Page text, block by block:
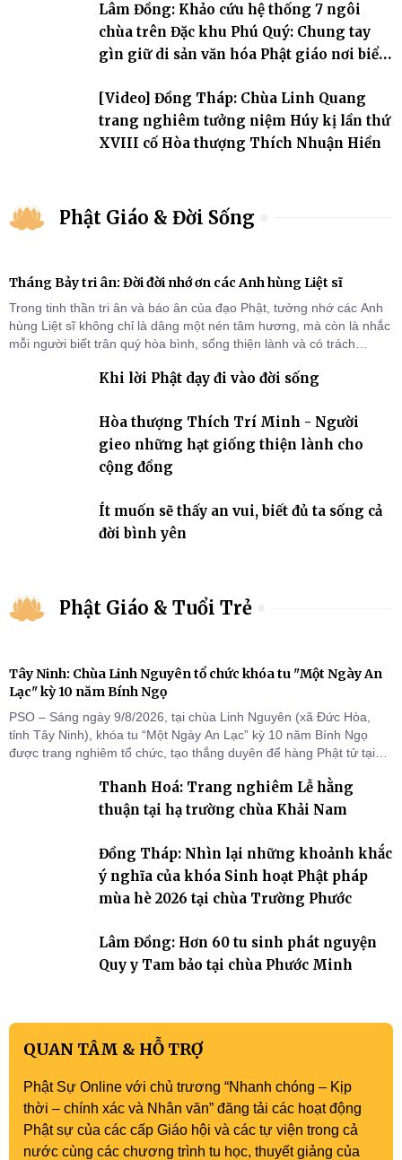
Lâm Đồng: Khảo cứu hệ thống 7 ngôi
chùa trên Đặc khu Phú Quý: Chung tay
gìn giữ di sản văn hóa Phật giáo nơi biển
[Video] Đồng Tháp: Chùa Linh Quang
trang nghiêm tưởng niệm Húy kị lần thứ
XVIII cố Hòa thượng Thích Nhuận Hiền
Phật Giáo & Đời Sống
Tháng Bảy tri ân: Đời đời nhớ ơn các Anh hùng Liệt sĩ
Trong tinh thần tri ân và báo ân của đạo Phật, tưởng nhớ các Anh
hùng Liệt sĩ không chỉ là dâng một nén tâm hương, mà còn là nhắc
mỗi người biết trân quý hòa bình, sống thiện lành và có trách
Khi lời Phật dạy đi vào đời sống
Hòa thượng Thích Trí Minh - Người
gieo những hạt giống thiện lành cho
cộng đồng
Ít muốn sẽ thấy an vui, biết đủ ta sống cả
đời bình yên
Phật Giáo & Tuổi Trẻ
Tây Ninh: Chùa Linh Nguyên tổ chức khóa tu "Một Ngày An
Lạc" kỳ 10 năm Bính Ngọ
PSO – Sáng ngày 9/8/2026, tại chùa Linh Nguyên (xã Đức Hòa,
tỉnh Tây Ninh), khóa tu “Một Ngày An Lạc” kỳ 10 năm Bính Ngọ
được trang nghiêm tổ chức, tạo thắng duyên để hàng Phật tử tại
Thanh Hoá: Trang nghiêm Lễ hằng
thuận tại hạ trường chùa Khải Nam
Đồng Tháp: Nhìn lại những khoảnh khắc
ý nghĩa của khóa Sinh hoạt Phật pháp
mùa hè 2026 tại chùa Trường Phước
Lâm Đồng: Hơn 60 tu sinh phát nguyện
Quy y Tam bảo tại chùa Phước Minh
QUAN TÂM & HỖ TRỢ
Phật Sự Online với chủ trương “Nhanh chóng – Kịp
thời – chính xác và Nhân văn” đăng tải các hoạt động
Phật sự của các cấp Giáo hội và các tự viện trong cả
nước cùng các chương trình tu học, thuyết giảng của